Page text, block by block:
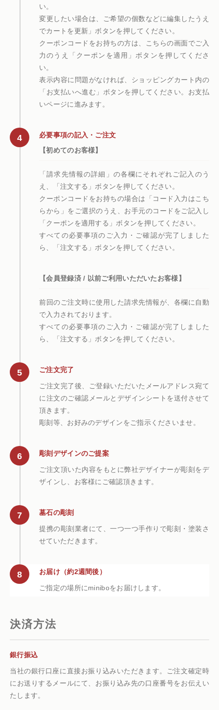
い。
変更したい場合は、ご希望の個数などに編集したうえ
でカートを更新」ボタンを押してください。
クーポンコードをお持ちの方は、こちらの画面でご入
力のうえ「クーポンを適用」ボタンを押してくださ
い。
表示内容に問題がなければ、ショッピングカート内の
「お支払いへ進む」ボタンを押してください。お支払
いページに進みます。
必要事項の記入・ご注文
【初めてのお客様】
「請求先情報の詳細」の各欄にそれぞれご記入のう
え、「注文する」ボタンを押してください。
クーポンコードをお持ちの場合は「コード入力はこち
らから」をご選択のうえ、お手元のコードをご記入し
「クーポンを適用する」ボタンを押してください。
すべての必要事項のご入力・ご確認が完了しました
ら、「注文する」ボタンを押してください。
【会員登録済 / 以前ご利用いただいたお客様】
前回のご注文時に使用した請求先情報が、各欄に自動
で入力されております。
すべての必要事項のご入力・ご確認が完了しました
ら、「注文する」ボタンを押してください。
ご注文完了
ご注文完了後、ご登録いただいたメールアドレス宛て
に注文のご確認メールとデザインシートを送付させて
頂きます。
彫刻等、お好みのデザインをご指示くださいませ。
彫刻デザインのご提案
ご注文頂いた内容をもとに弊社デザイナーが彫刻をデ
ザインし、お客様にご確認頂きます。
墓石の彫刻
提携の彫刻業者にて、一つ一つ手作りで彫刻・塗装さ
せていただきます。
お届け（約2週間後）
ご指定の場所にminiboをお届けします。
決済方法
銀行振込
当社の銀行口座に直接お振り込みいただきます。ご注文確定時
にお送りするメールにて、お振り込み先の口座番号をお伝えい
たします。